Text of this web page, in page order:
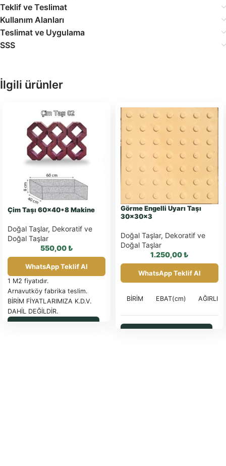
Teklif ve Teslimat
Kullanım Alanları
Teslimat ve Uygulama
SSS
İlgili ürünler
Çim Taşı 60×40*8 Makine
Doğal Taşlar, Dekoratif ve
Doğal Taşlar
550,00₺
WhatsApp Teklif Al
1 M2 fiyatıdır.
Arnavutköy fabrika teslim.
BİRİM FİYATLARIMIZA K.D.V.
DAHİL DEĞİLDİR.
PALET İLE SEVK EDİLEN
Görme Engelli Uyarı Taşı
30x30x3
Doğal Taşlar, Dekoratif ve
Doğal Taşlar
1.250,00₺
WhatsApp Teklif Al
BİRİM EBAT(cm)